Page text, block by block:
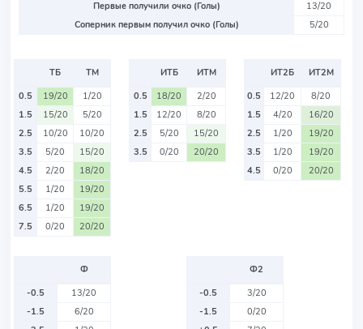
Первые получили очко (Голы)
13/20
Соперник первым получил очко (Голы)
5/20
ТБ
ТМ
0.5
19/20
1/20
1.5
15/20
5/20
2.5
10/20
10/20
3.5
5/20
15/20
4.5
2/20
18/20
5.5
1/20
19/20
6.5
1/20
19/20
7.5
0/20 20/20
ИТБ
ИТМ
0.5
18/20
2/20
1.5
12/20
8/20
2.5
5/20
15/20
3.5
0/20 20/20
ИТ2Б
ИТ2М
0.5
12/20
8/20
1.5
4/20
16/20
2.5
1/20
19/20
3.5
1/20
19/20
4.5
0/20 20/20
Ф
-0.5
13/20
-1.5
6/20
Ф2
-0.5
3/20
-1.5
0/20